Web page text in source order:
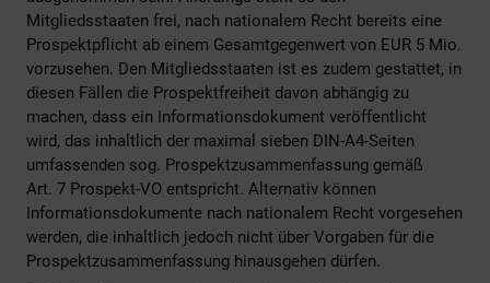
Mitgliedsstaaten frei, nach nationalem Recht bereits eine
Prospektpflicht ab einem Gesamtgegenwert von EUR 5 Mio.
vorzusehen. Den Mitgliedsstaaten ist es zudem gestattet, in
diesen Fällen die Prospektfreiheit davon abhängig zu
machen, dass ein Informationsdokument veröffentlicht
wird, das inhaltlich der maximal sieben DIN-A4-Seiten
umfassenden sog. Prospektzusammenfassung gemäß
Art. 7 Prospekt-VO entspricht. Alternativ können
Informationsdokumente nach nationalem Recht vorgesehen
werden, die inhaltlich jedoch nicht über Vorgaben für die
Prospektzusammenfassung hinausgehen dürfen.